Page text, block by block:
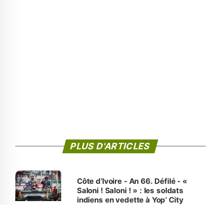
PLUS D'ARTICLES
Côte d’Ivoire - An 66. Défilé - «
Saloni ! Saloni ! » : les soldats
indiens en vedette à Yop’ City